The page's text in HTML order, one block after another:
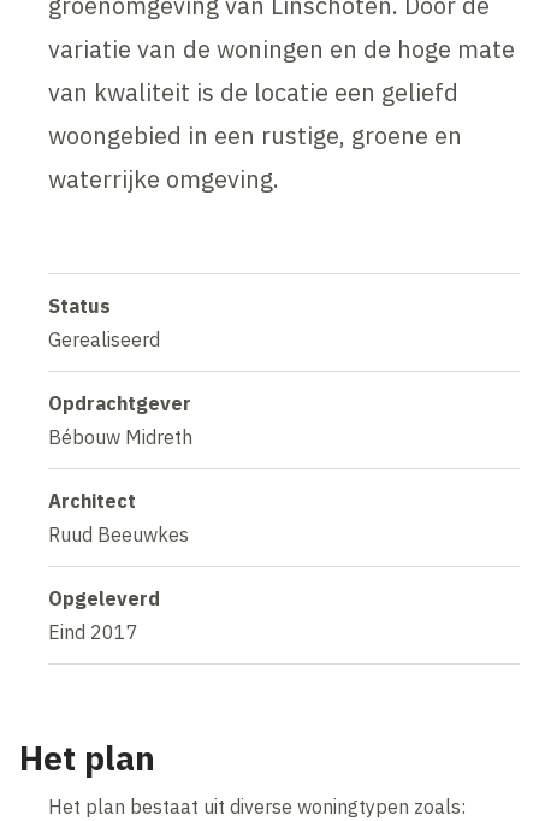
variatie van de woningen en de hoge mate
van kwaliteit is de locatie een geliefd
woongebied in een rustige, groene en
waterrijke omgeving.
Status
Gerealiseerd
Opdrachtgever
Bébouw Midreth
Architect
Ruud Beeuwkes
Opgeleverd
Eind 2017
Het plan
Het plan bestaat uit diverse woningtypen zoals: